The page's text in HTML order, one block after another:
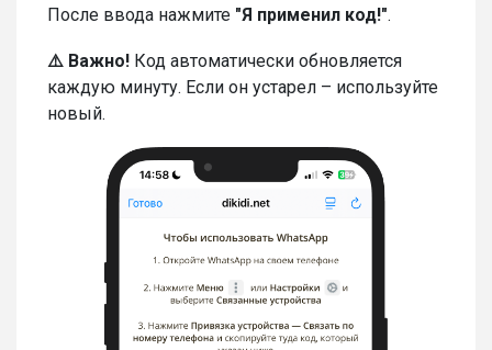
После ввода нажмите "Я применил код!".
⚠️ Важно! Код автоматически обновляется
каждую минуту. Если он устарел – используйте
новый.